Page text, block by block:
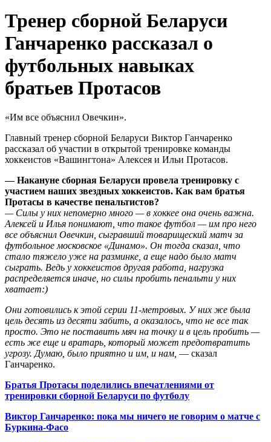
Тренер сборной Беларуси
Ганчаренко рассказал о
футбольных навыках
братьев Протасов
«Им все объяснил Овечкин».
Главный тренер сборной Беларуси Виктор Ганчаренко
рассказал об участии в открытой тренировке команды
хоккеистов «Вашингтона» Алексея и Ильи Протасов.
— Накануне сборная Беларуси провела тренировку с
участием наших звездных хоккеистов. Как вам братья
Протасы в качестве пенальтистов?
— Силы у них непомерно много — в хоккее она очень важна.
Алексей и Илья понимают, что такое футбол — им про него
все объяснил Овечкин, сыгравший товарищеский матч за
футбольное московское «Динамо». Он тогда сказал, что
стало тяжело уже на разминке, а еще надо было матч
сыграть. Ведь у хоккеистов другая работа, нагрузка
распределяется иначе, но силы пробить пенальти у них
хватает:)
Они готовились к этой серии 11-метровых. У них же была
цель десять из десяти забить, а оказалось, что не все так
просто. Это не поставить мяч на точку и в цель пробить —
есть же еще и вратарь, который может предотвратить
угрозу. Думаю, было приятно и им, и нам, — сказал
Ганчаренко.
Братья Протасы поделились впечатлениями от
тренировки сборной Беларуси по футболу
Виктор Ганчаренко: пока мы ничего не говорим о матче с
Буркина-Фасо